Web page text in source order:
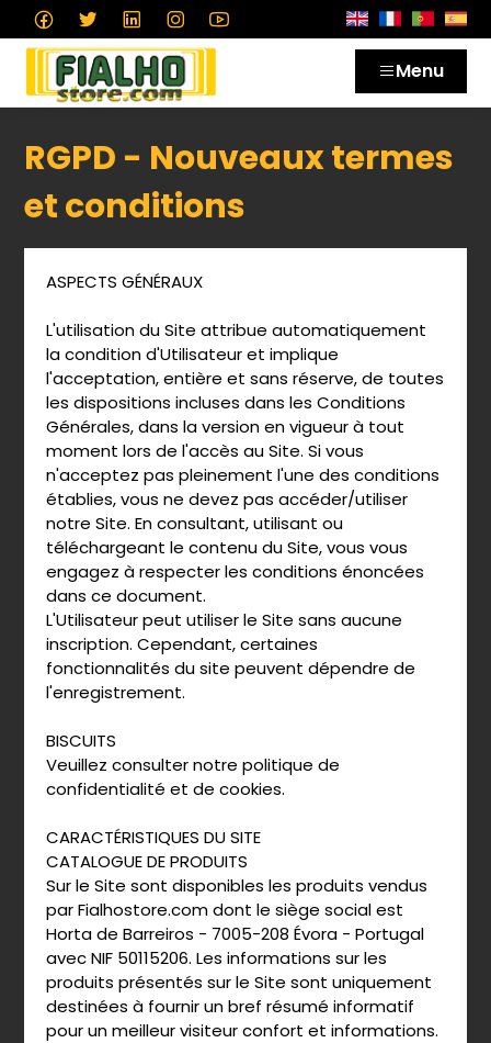
Menu
RGPD - Nouveaux termes
et conditions
ASPECTS GÉNÉRAUX
L'utilisation du Site attribue automatiquement
la condition d'Utilisateur et implique
l'acceptation, entière et sans réserve, de toutes
les dispositions incluses dans les Conditions
Générales, dans la version en vigueur à tout
moment lors de l'accès au Site. Si vous
n'acceptez pas pleinement l'une des conditions
établies, vous ne devez pas accéder/utiliser
notre Site. En consultant, utilisant ou
téléchargeant le contenu du Site, vous vous
engagez à respecter les conditions énoncées
dans ce document.
L'Utilisateur peut utiliser le Site sans aucune
inscription. Cependant, certaines
fonctionnalités du site peuvent dépendre de
l'enregistrement.
BISCUITS
Veuillez consulter notre politique de
confidentialité et de cookies.
CARACTÉRISTIQUES DU SITE
CATALOGUE DE PRODUITS
Sur le Site sont disponibles les produits vendus
par Fialhostore.com dont le siège social est
Horta de Barreiros - 7005-208 Évora - Portugal
avec NIF 50115206. Les informations sur les
produits présentés sur le Site sont uniquement
destinées à fournir un bref résumé informatif
pour un meilleur visiteur confort et informations.